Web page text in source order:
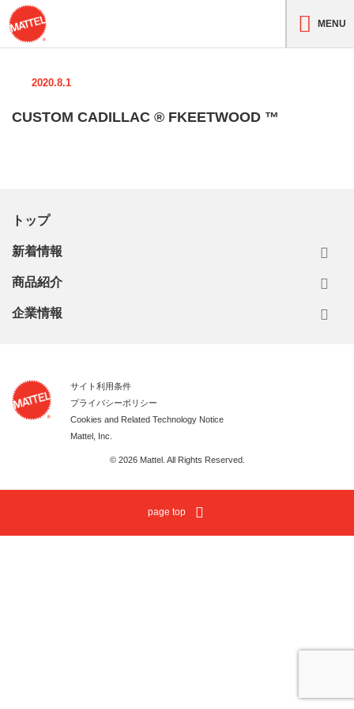
MENU
2020.8.1
CUSTOM CADILLAC ® FKEETWOOD ™
トップ
新着情報
商品紹介
企業情報
サイト利用条件
プライバシーポリシー
Cookies and Related Technology Notice
Mattel, Inc.
© 2026 Mattel. All Rights Reserved.
page top